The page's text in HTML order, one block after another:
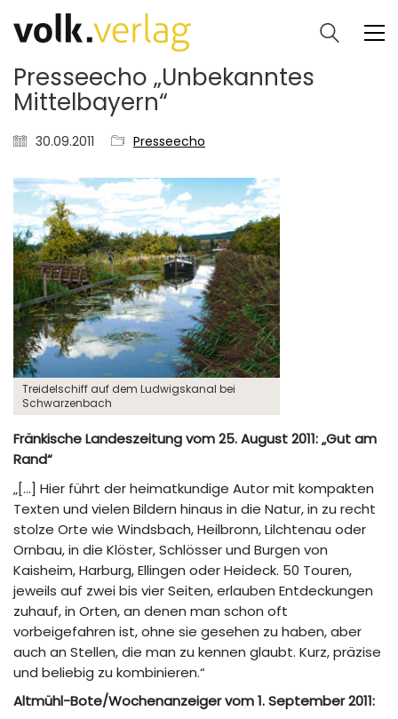
Presseecho „Unbekanntes
Mittelbayern“
30.09.2011 Presseecho
Treidelschiff auf dem Ludwigskanal bei
Schwarzenbach
Fränkische Landeszeitung vom 25. August 2011: „Gut am
Rand“
„[…] Hier führt der heimatkundige Autor mit kompakten
Texten und vielen Bildern hinaus in die Natur, in zu recht
stolze Orte wie Windsbach, Heilbronn, Lilchtenau oder
Ornbau, in die Klöster, Schlösser und Burgen von
Kaisheim, Harburg, Ellingen oder Heideck. 50 Touren,
jeweils auf zwei bis vier Seiten, erlauben Entdeckungen
zuhauf, in Orten, an denen man schon oft
vorbeigefahren ist, ohne sie gesehen zu haben, aber
auch an Stellen, die man zu kennen glaubt. Kurz, präzise
und beliebig zu kombinieren.“
Altmühl-Bote/Wochenanzeiger vom 1. September 2011: